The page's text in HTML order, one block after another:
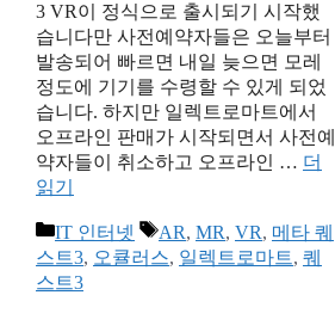
3 VR이 정식으로 출시되기 시작했
습니다만 사전예약자들은 오늘부터
발송되어 빠르면 내일 늦으면 모레
정도에 기기를 수령할 수 있게 되었
습니다. 하지만 일렉트로마트에서
오프라인 판매가 시작되면서 사전예
약자들이 취소하고 오프라인 … 더
읽기
카
테
고
IT 인터넷
태
그
AR, MR, VR, 메타 퀘
스트3, 오큘러스, 일렉트로마트, 퀘
스트3